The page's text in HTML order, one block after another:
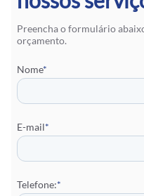
Preencha o formulário
orçamento.
Nome*
E-mail*
Telefone:*